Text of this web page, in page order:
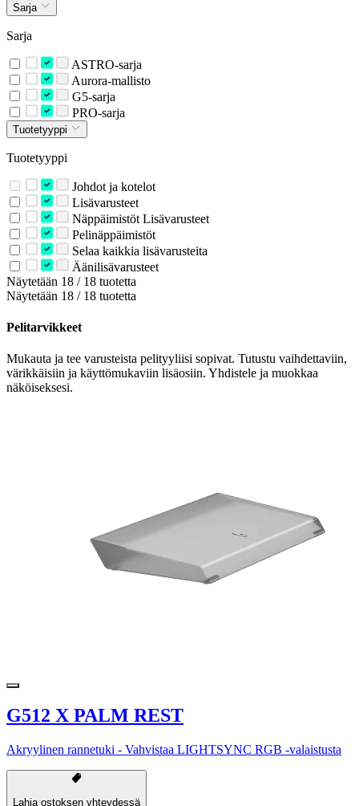
Sarja
Sarja
ASTRO-sarja
Aurora-mallisto
G5-sarja
PRO-sarja
Tuotetyyppi
Tuotetyyppi
Johdot ja kotelot
Lisävarusteet
Näppäimistöt Lisävarusteet
Pelinäppäimistöt
Selaa kaikkia lisävarusteita
Äänilisävarusteet
Näytetään 18 / 18 tuotetta
Näytetään 18 / 18 tuotetta
Pelitarvikkeet
Mukauta ja tee varusteista pelityyliisi sopivat. Tutustu vaihdettaviin,
värikkäisiin ja käyttömukaviin lisäosiin. Yhdistele ja muokkaa
näköiseksesi.
G512 X PALM REST
Akryylinen rannetuki - Vahvistaa LIGHTSYNC RGB -valaistusta
Lahja ostoksen yhteydessä